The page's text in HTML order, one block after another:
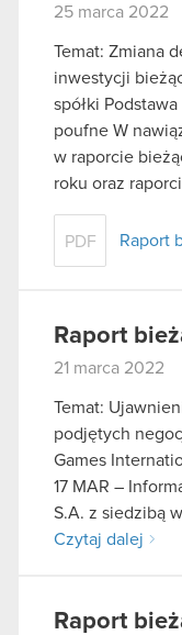
25 marca 2022
Temat: Zmiana
inwestycji
spółki
poufne W
w raporcie
roku oraz
PDF Raport
Raport
21 marca 2022
Temat:
podjętych
Games
17 MAR –
S.A. z siedzibą
Czytaj dalej
Raport